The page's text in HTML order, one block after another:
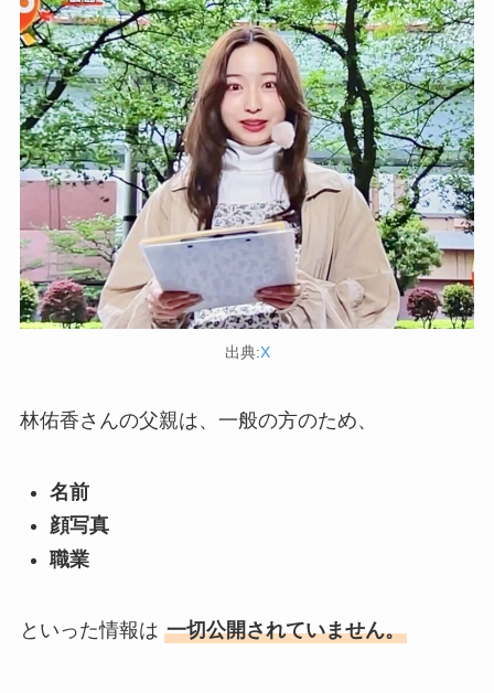
出典:X
林佑香さんの父親は、一般の方のため、
名前
顔写真
職業
といった情報は 一切公開されていません。